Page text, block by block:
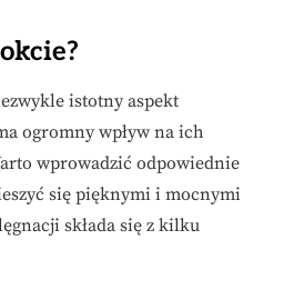
istotny aspekt
ogromny wpływ na ich
wprowadzić odpowiednie
się pięknymi i mocnymi
składa się z kilku